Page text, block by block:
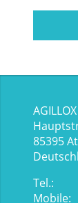
AGILLOX
85395
Tel.:
Mobile: